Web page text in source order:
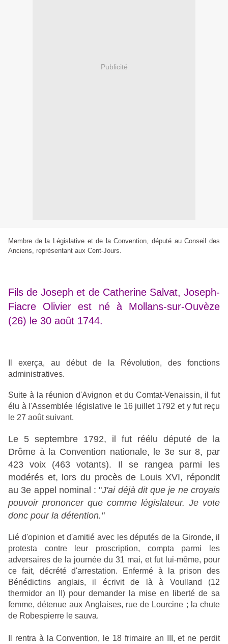
Publicité
Membre de la Législative et de la Convention, député au Conseil des
Anciens, représentant aux Cent-Jours.
Fils de Joseph et de Catherine Salvat, Joseph-
Fiacre Olivier est né à Mollans-sur-Ouvèze
(26) le 30 août 1744.
Il exerça, au début de la Révolution, des fonctions
administratives.
Suite à la réunion d'Avignon et du Comtat-Venaissin, il fut
élu à l'Assemblée législative le 16 juillet 1792 et y fut reçu
le 27 août suivant.
Le 5 septembre 1792, il fut réélu député de la
Drôme à la Convention nationale, le 3e sur 8, par
423 voix (463 votants). Il se rangea parmi les
modérés et, lors du procès de Louis XVI, répondit
au 3e appel nominal : "J'ai déjà dit que je ne croyais
pouvoir prononcer que comme législateur. Je vote
donc pour la détention."
Lié d'opinion et d'amitié avec les députés de la Gironde, il
protesta contre leur proscription, compta parmi les
adversaires de la journée du 31 mai, et fut lui-même, pour
ce fait, décrété d'arrestation. Enfermé à la prison des
Bénédictins anglais, il écrivit de là à Voulland (12
thermidor an II) pour demander la mise en liberté de sa
femme, détenue aux Anglaises, rue de Lourcine ; la chute
de Robespierre le sauva.
Il rentra à la Convention, le 18 frimaire an III, et ne perdit